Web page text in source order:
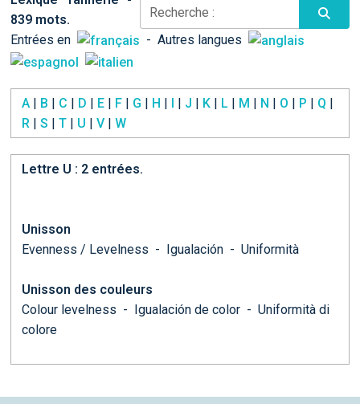
Recherche :
839 mots.
Entrées en
- Autres langues
A| B | C | D | E| F| G | H | I | J | K| L | M | N | O | P | Q |
R | S | T| U | V| W
Lettre U : 2 entrées.
Unisson
Evenness / Levelness - Igualación- Uniformità
Unisson des couleurs
Colour levelness - Igualación de color- Uniformità di
colore